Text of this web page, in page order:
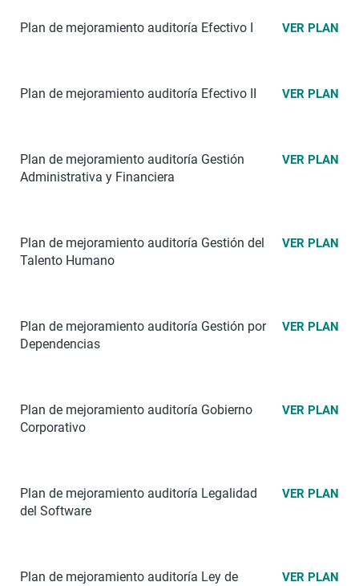
Plan de mejoramiento auditoría Efectivo I VER PLAN
Plan de mejoramiento auditoría Efectivo II VER PLAN
Plan de mejoramiento auditoría Gestión
Administrativa y Financiera
VER PLAN
Plan de mejoramiento auditoría Gestión del
Talento Humano
VER PLAN
Plan de mejoramiento auditoría Gestión por
Dependencias
VER PLAN
Plan de mejoramiento auditoría Gobierno
Corporativo
VER PLAN
Plan de mejoramiento auditoría Legalidad
del Software
VER PLAN
Plan de mejoramiento auditoría Ley de
VER PLAN